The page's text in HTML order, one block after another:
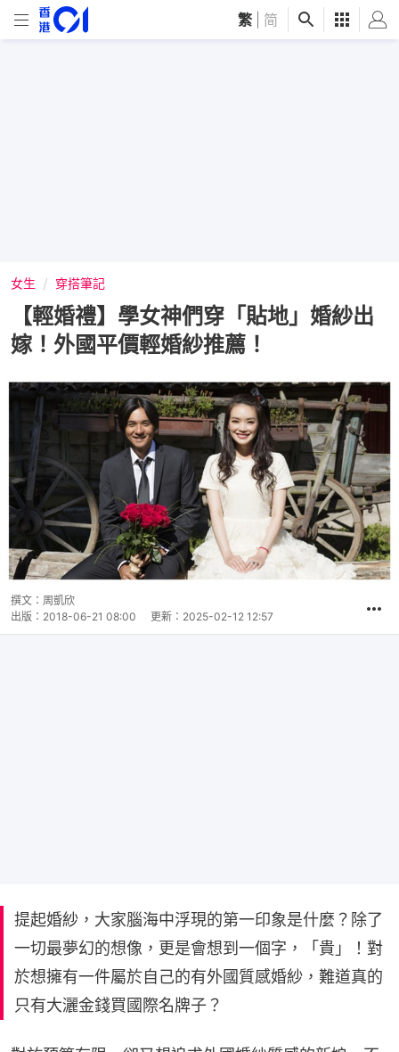
繁 简
女生 穿搭筆記
【輕婚禮】學女神們穿「貼地」婚紗出
嫁！外國平價輕婚紗推薦！
撰文： 周凱欣
出版： 2018-06-21 08:00 更新： 2025-02-12 12:57
提起婚紗，大家腦海中浮現的第一印象是什麼？除了
一切最夢幻的想像，更是會想到一個字，「貴」！對
於想擁有一件屬於自己的有外國質感婚紗，難道真的
只有大灑金錢買國際名牌子？